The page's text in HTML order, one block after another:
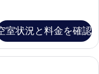
室状況と料金を確認
スタジオスイート | 低刺